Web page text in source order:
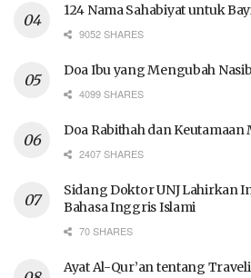
124 Nama Sahabiyat untuk
9052 SHARES
Doa Ibu yang Mengubah
4099 SHARES
Doa Rabithah dan Keutamaan
2407 SHARES
Sidang Doktor UNJ Lahirkan
Bahasa Inggris Islami
70 SHARES
Ayat Al-Qur’an tentang